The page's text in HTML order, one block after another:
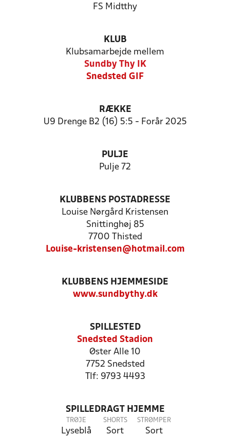
FS Midtthy
KLUB
Klubsamarbejde mellem
Sundby Thy IK
Snedsted GIF
RÆKKE
U9 Drenge B2 (16) 5:5 - Forår 2025
PULJE
Pulje 72
KLUBBENS POSTADRESSE
Louise Nørgård Kristensen
Snittinghøj 85
7700 Thisted
Louise-kristensen@hotmail.com
KLUBBENS HJEMMESIDE
www.sundbythy.dk
SPILLESTED
Snedsted Stadion
Øster Alle 10
7752 Snedsted
Tlf: 9793 4493
SPILLEDRAGT HJEMME
TRØJE
Lyseblå
SHORTS
Sort
STRØMPER
Sort